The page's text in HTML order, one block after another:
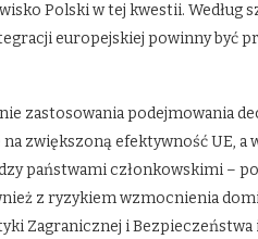
Polski w tej kwestii. Według
europejskiej powinny być
zastosowania podejmowania
zwiększoną efektywność UE,
państwami członkowskimi –
z ryzykiem wzmocnienia
Zagranicznej i